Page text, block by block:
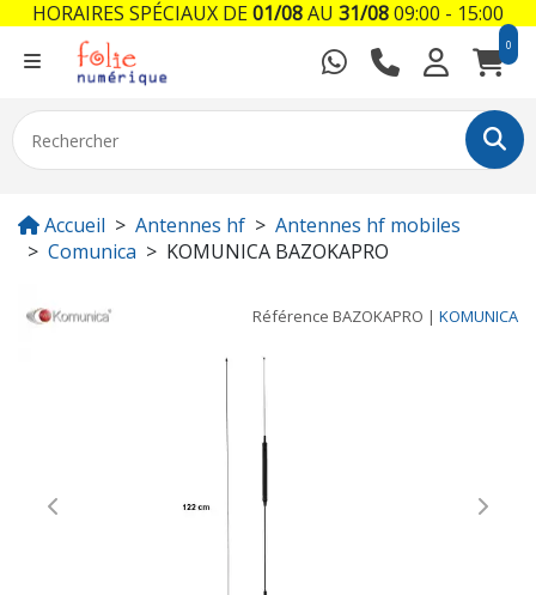
0
Accueil Antennes hf
Antennes hf mobiles
Comunica
KOMUNICA BAZOKAPRO
Référence BAZOKAPRO | KOMUNICA
Previous Next
HORAIRES SPÉCIAUX DE01/08AU 31/0809:00 - 15:00